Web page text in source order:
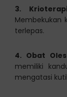
3.
Membekukan
terlepas.
4. Obat
memiliki
mengatasi